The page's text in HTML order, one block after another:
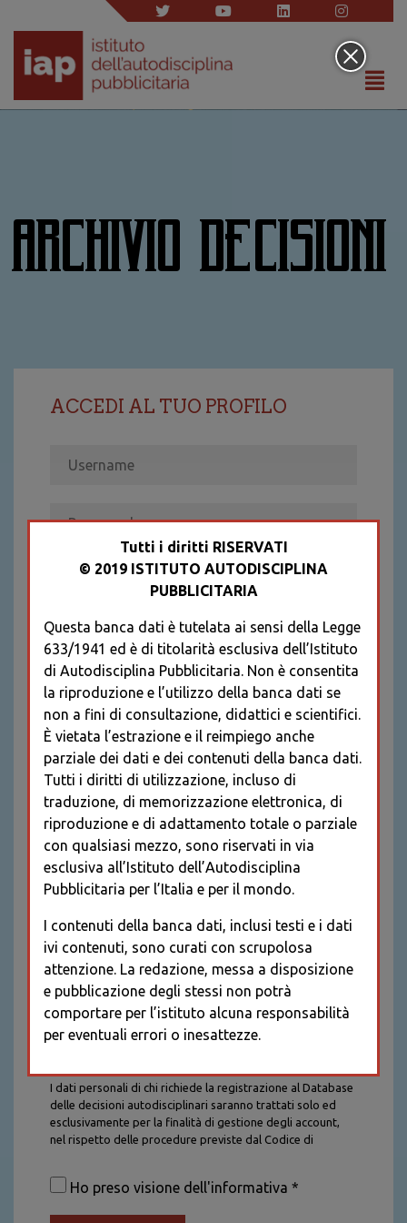
ARCHIVIO DECISIONI
ACCEDI AL TUO PROFILO
Recupera password
REGISTRATI
* I CAMPI CONTRASSEGNATI SONO
OBBLIGATORI
I dati personali di chi richiede la registrazione al Database
delle decisioni autodisciplinari saranno trattati solo ed
esclusivamente per la finalità di gestione degli account,
nel rispetto delle procedure previste dal Codice di
saranno trattati con tutte le cautele richieste dalla legge e
saranno conservati per la durata stabilita caso per caso
Ho preso visione dell'informativa *
Tutti i diritti RISERVATI
© 2019 ISTITUTO AUTODISCIPLINA
PUBBLICITARIA
Questa banca dati è tutelata ai sensi della Legge
633/1941 ed è di titolarità esclusiva dell’Istituto
di Autodisciplina Pubblicitaria. Non è consentita
la riproduzione e l’utilizzo della banca dati se
non a fini di consultazione, didattici e scientifici.
È vietata l’estrazione e il reimpiego anche
parziale dei dati e dei contenuti della banca dati.
Tutti i diritti di utilizzazione, incluso di
traduzione, di memorizzazione elettronica, di
riproduzione e di adattamento totale o parziale
con qualsiasi mezzo, sono riservati in via
esclusiva all’Istituto dell’Autodisciplina
Pubblicitaria per l’Italia e per il mondo.
I contenuti della banca dati, inclusi testi e i dati
ivi contenuti, sono curati con scrupolosa
attenzione. La redazione, messa a disposizione
e pubblicazione degli stessi non potrà
comportare per l’istituto alcuna responsabilità
per eventuali errori o inesattezze.